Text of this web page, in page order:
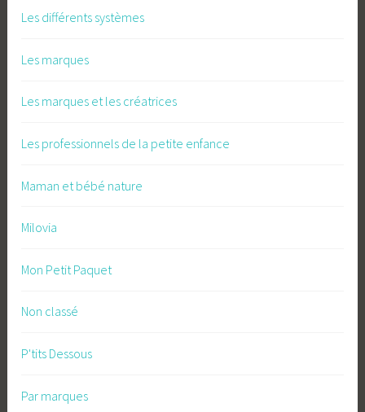
Les différents systèmes
Les marques
Les marques et les créatrices
Les professionnels de la petite enfance
Maman et bébé nature
Milovia
Mon Petit Paquet
Non classé
P'tits Dessous
Par marques